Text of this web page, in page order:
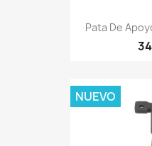
Pata De
NUEVO